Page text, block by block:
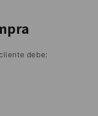
debe: